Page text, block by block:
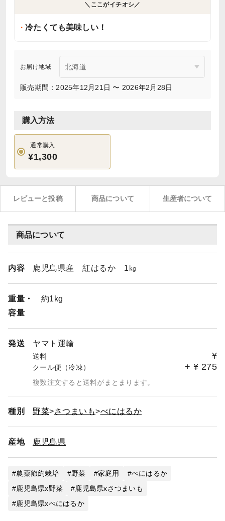
＼ここがイチオシ／
冷たくても美味しい！
お届け地域
販売期間：2025年12月21日 〜 2026年2月28日
購入方法
通常購入
¥1,300
レビューと投稿 商品について 生産者について
商品について
内容 鹿児島県産 紅はるか 1㎏
重量・
容量
約1kg
発送 ヤマト運輸
送料 ¥
クール便（冷凍） + ¥ 275
複数注文すると送料がまとまります。
種別 野菜 さつまいも べにはるか
産地 鹿児島県
農薬節約栽培 野菜 家庭用
べにはるか
鹿児島県x野菜
鹿児島県xさつまいも
鹿児島県xべにはるか